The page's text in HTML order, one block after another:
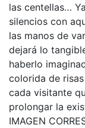
las centellas…
silencios con
las manos de
dejará lo
haberlo
colorida de
cada visitante
prolongar la
IMAGEN